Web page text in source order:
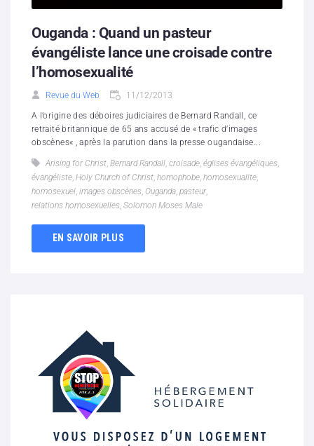
Ouganda : Quand un pasteur
évangéliste lance une croisade contre
l’homosexualité
Revue du Web 11/12/2013
A l’origine des déboires judiciaires de Bernard Randall, ce
retraité britannique de 65 ans accusé de « trafic d’images
obscènes« , après la parution dans la presse ougandaise...
Arising for Christ, Bernard Randall, croisade, églises évangéliques,
évangéliste, Holy Church of Christ, homophobe, homosexualite,
homosexuel, images obscènes, Ouganda, pasteur,
relations homosexuelles, Solomon Moses Male
EN SAVOIR PLUS